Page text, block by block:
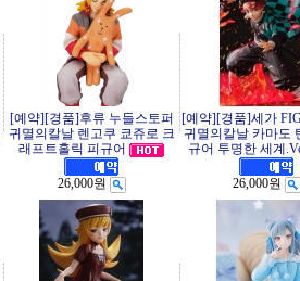
[예약][경품]후류 누들스토퍼
귀멸의칼날 렌고쿠 쿄쥬로 크
래프트홀릭 피규어
26,000원
[예약][경품]세가
귀멸의칼날 카마도
규어 투명한 세계
26,000원